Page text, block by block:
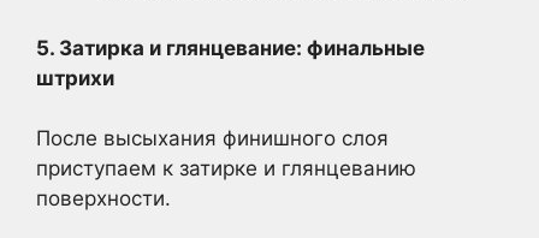
5. Затирка и глянцевание: финальные
штрихи
После высыхания финишного слоя
приступаем к затирке и глянцеванию
поверхности.